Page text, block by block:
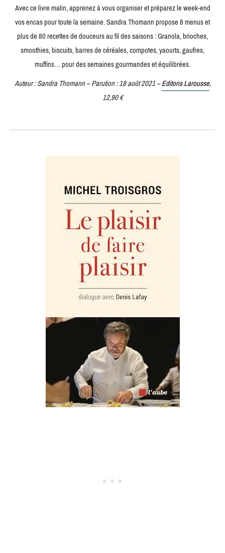
Avec ce livre malin, apprenez à vous organiser et préparez le week-end
vos encas pour toute la semaine. Sandra Thomann propose 8 menus et
plus de 80 recettes de douceurs au fil des saisons : Granola, brioches,
smoothies, biscuits, barres de céréales, compotes, yaourts, gaufres,
muffins… pour des semaines gourmandes et équilibrées.
Auteur : Sandra Thomann – Parution : 18 août 2021 –Editons Larousse,
12,90 €